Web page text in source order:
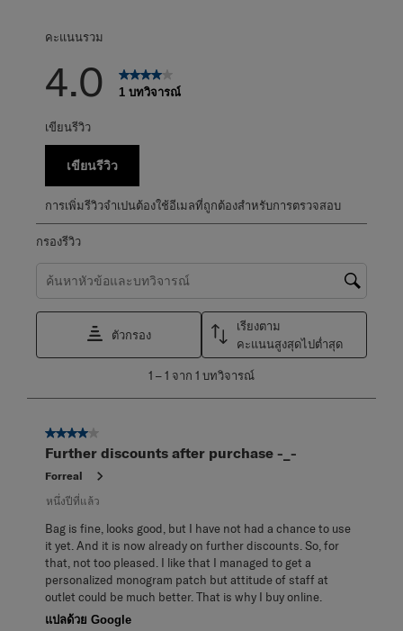
คะแนนรวม
4.0 1 บทวิจารณ์
เขียนรีวิว
เขียนรีวิว
การเพิ่มรีวิวจำเปนต้องใช้อีเมลที่ถูกต้องสำหรับการตรวจสอบ
กรองรีวิว
ค้นหาหัวข้อและตรวจสอบภูมิภาคการค้นหา
ตัวกรอง
เรียงตาม
คะแนนสูงสุดไปต่ำสุด
1
วิจารณ์
1 –1 จาก 1 บทวิจารณ์
4 จาก 5 ดาว
Further discounts after purchase -_-
Forreal
หนึ่งปีที่แล้ว
Bag is fine, looks good, but I have not had a chance to use
it yet. And it is now already on further discounts. So, for
that, not too pleased. I like that I managed to get a
personalized monogram patch but attitude of staff at
outlet could be much better. That is why I buy online.
แปลด้วย Google